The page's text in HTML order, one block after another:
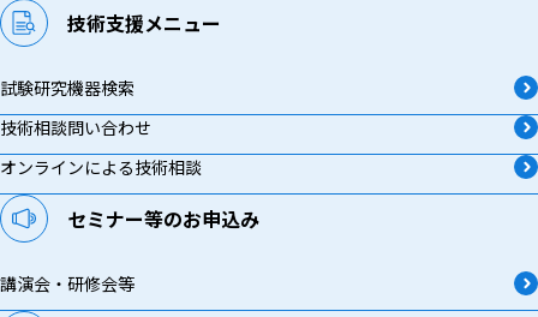
技術支援メニュー
試験研究機器検索
技術相談問い合わせ
オンラインによる技術相談
セミナー等のお申込み
講演会・研修会等